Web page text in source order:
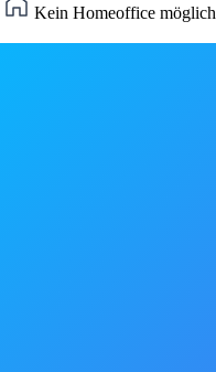
Kein Homeoffice möglich